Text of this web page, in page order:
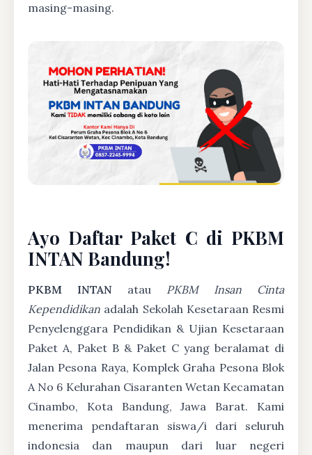
masing-masing.
Ayo Daftar Paket C di PKBM
INTAN Bandung!
PKBM INTAN atau PKBM Insan Cinta
Kependidikan adalah Sekolah Kesetaraan Resmi
Penyelenggara Pendidikan & Ujian Kesetaraan
Paket A, Paket B & Paket C yang beralamat di
Jalan Pesona Raya, Komplek Graha Pesona Blok
A No 6 Kelurahan Cisaranten Wetan Kecamatan
Cinambo, Kota Bandung, Jawa Barat. Kami
menerima pendaftaran siswa/i dari seluruh
indonesia dan maupun dari luar negeri